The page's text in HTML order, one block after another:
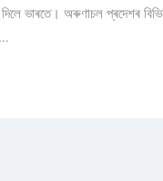
ভাৰতে। অৰুণাচল প্ৰদেশৰ